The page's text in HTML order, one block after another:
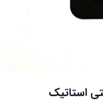
استاتیک